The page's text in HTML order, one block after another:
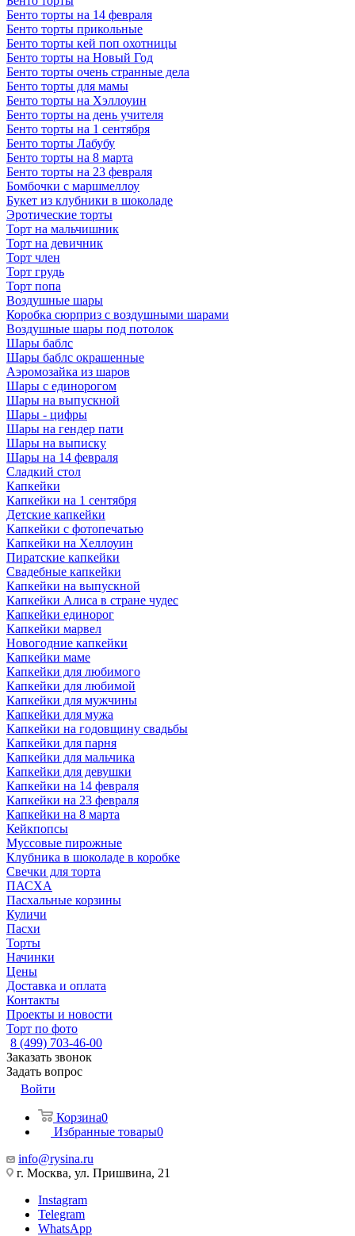
Бенто торты на 14 февраля
Бенто торты прикольные
Бенто торты кей поп охотницы
Бенто торты на Новый Год
Бенто торты очень странные дела
Бенто торты для мамы
Бенто торты на Хэллоуин
Бенто торты на день учителя
Бенто торты на 1 сентября
Бенто торты Лабубу
Бенто торты на 8 марта
Бенто торты на 23 февраля
Бомбочки с маршмеллоу
Букет из клубники в шоколаде
Эротические торты
Торт на мальчишник
Торт на девичник
Торт член
Торт грудь
Торт попа
Воздушные шары
Коробка сюрприз с воздушными шарами
Воздушные шары под потолок
Шары баблс
Шары баблс окрашенные
Аэромозайка из шаров
Шары с единорогом
Шары на выпускной
Шары - цифры
Шары на гендер пати
Шары на выписку
Шары на 14 февраля
Сладкий стол
Капкейки
Капкейки на 1 сентября
Детские капкейки
Капкейки с фотопечатью
Капкейки на Хеллоуин
Пиратские капкейки
Свадебные капкейки
Капкейки на выпускной
Капкейки Алиса в стране чудес
Капкейки единорог
Капкейки марвел
Новогодние капкейки
Капкейки маме
Капкейки для любимого
Капкейки для любимой
Капкейки для мужчины
Капкейки для мужа
Капкейки на годовщину свадьбы
Капкейки для парня
Капкейки для мальчика
Капкейки для девушки
Капкейки на 14 февраля
Капкейки на 23 февраля
Капкейки на 8 марта
Кейкпопсы
Муссовые пирожные
Клубника в шоколаде в коробке
Свечки для торта
ПАСХА
Пасхальные корзины
Куличи
Пасхи
Торты
Начинки
Цены
Доставка и оплата
Контакты
Проекты и новости
Торт по фото
8 (499) 703-46-00
Заказать звонок
Задать вопрос
Войти
Корзина0
Избранные товары0
info@rysina.ru
г. Москва, ул. Пришвина, 21
Instagram
Telegram
WhatsApp